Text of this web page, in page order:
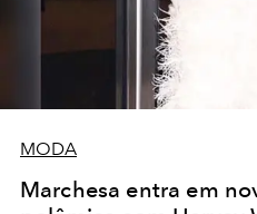
MODA
Marchesa entra em